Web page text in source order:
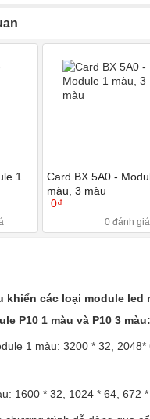
1
Card BX 5A0 -
màu, 3 màu
0₫
0 đánh giá
khiển các loại module led
P10 1 màu và P10 3 màu:
1 màu: 3200 * 32, 2048*
1600 * 32, 1024 * 64, 672